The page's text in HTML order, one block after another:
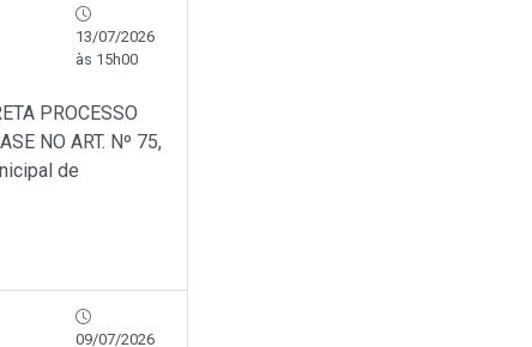
13/07/2026
às 15h00
PROCESSO
NO ART. Nº 75,
de
09/07/2026